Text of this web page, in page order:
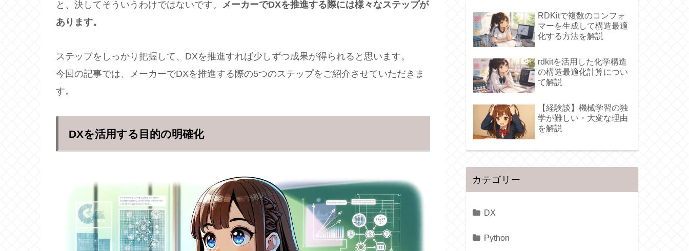
と、決してそういうわけではないです。 メーカーでDXを推進する際には様々なステップが
あります。
ステップをしっかり把握して、DXを推進すれば少しずつ成果が得られると思います。
今回の記事では、メーカーでDXを推進する際の5つのステップをご紹介させていただきま
す。
DXを活用する目的の明確化
RDKitで複数のコンフォ
マーを生成して構造最適
化する方法を解説
rdkitを活用した化学構造
の構造最適化計算につい
て解説
【経験談】機械学習の独
学が難しい・大変な理由
を解説
カテゴリー
DX
Python